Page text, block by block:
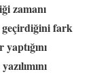
zamanı
geçirdiğini fark